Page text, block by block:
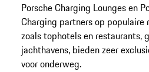
Porsche Charging Lounges en
Charging partners op populaire
zoals tophotels en restaurants,
jachthavens, bieden zeer
voor onderweg.